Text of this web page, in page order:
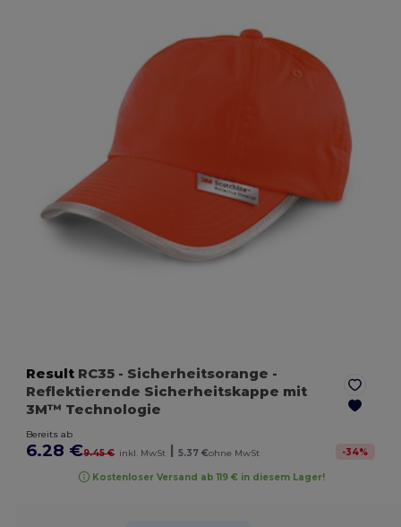
Result RC35 - Sicherheitsorange -
Reflektierende Sicherheitskappe mit
3M™ Technologie
Bereits ab
6.28 €9.45 € inkl. MwSt | 5.37 €ohne MwSt -34%
Kostenloser Versand ab 119 € in diesem Lager!